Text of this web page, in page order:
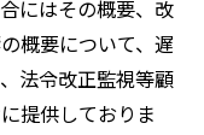
にはその概要、改
概要について、遅
法令改正監視等顧
提供しておりま